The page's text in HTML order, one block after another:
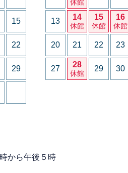
15
22
29
休館
13 14
休館
15
休館
16
休館
20 21 22 23
27 28
休館
29 30
から午後５時